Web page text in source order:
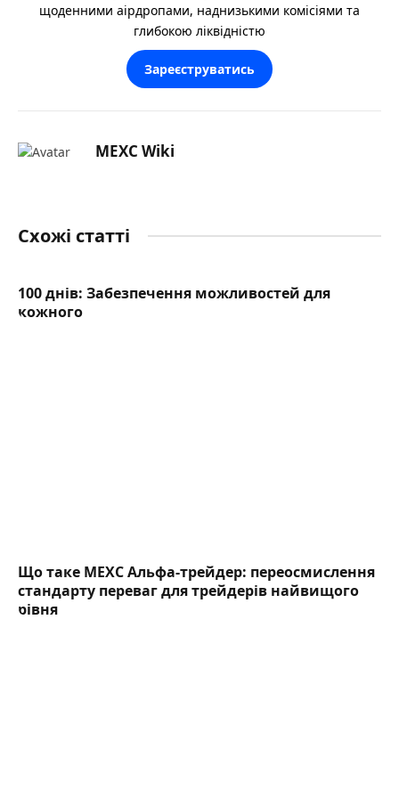
щоденними аірдропами, наднизькими комісіями та
глибокою ліквідністю
Зареєструватись
MEXC Wiki
Схожі статті
100 днів: Забезпечення можливостей для
кожного
Що таке MEXC Альфа-трейдер: переосмислення
стандарту переваг для трейдерів найвищого
рівня